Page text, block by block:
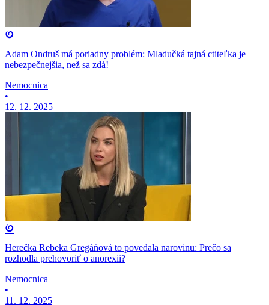
Adam Ondruš má poriadny problém: Mladučká tajná ctiteľka je
nebezpečnejšia, než sa zdá!
Nemocnica
•
12. 12. 2025
Herečka Rebeka Gregáňová to povedala narovinu: Prečo sa
rozhodla prehovoriť o anorexii?
Nemocnica
•
11. 12. 2025